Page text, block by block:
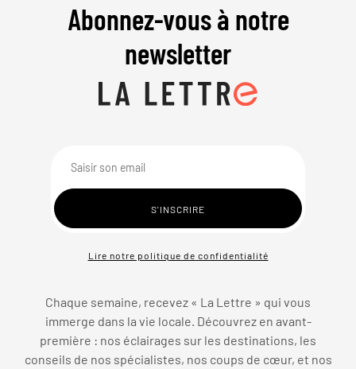
Abonnez-vous à notre
newsletter
Lire notre politique de confidentialité
Chaque semaine, recevez « La Lettre » qui vous
immerge dans la vie locale. Découvrez en avant-
première : nos éclairages sur les destinations, les
conseils de nos spécialistes, nos coups de cœur, et nos